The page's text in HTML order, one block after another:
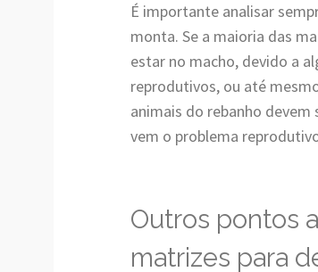
É importante analisar
monta. Se a maioria das
estar no macho, devido a
reprodutivos, ou até
animais do rebanho
vem o problema
Outros pontos
matrizes para